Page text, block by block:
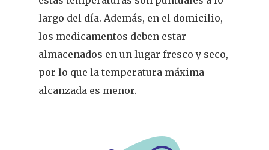
largo del día. Además, en el domicilio,
los medicamentos deben estar
almacenados en un lugar fresco y seco,
por lo que la temperatura máxima
alcanzada es menor.